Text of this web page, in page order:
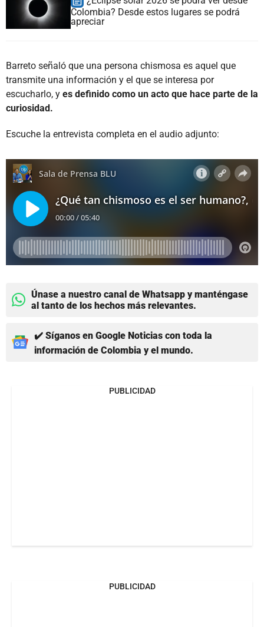
Colombia? Desde estos lugares se podrá
apreciar
Barreto señaló que una persona chismosa es aquel que
transmite una información y el que se interesa por
escucharlo, y es definido como un acto que hace parte de la
curiosidad.
Escuche la entrevista completa en el audio adjunto:
Únase a nuestro canal de Whatsapp y manténgase
al tanto de los hechos más relevantes.
✔️ Síganos en Google Noticias con toda la
información de Colombia y el mundo.
PUBLICIDAD
PUBLICIDAD